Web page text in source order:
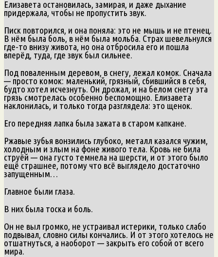
Елизавета остановилась, замирая, и даже дыхание
придержала, чтобы не пропустить звук.
Писк повторился, и она поняла: это не мышь и не птенец.
В нём была боль, в нём была мольба. Страх шевельнулся
где-то внизу живота, но она отбросила его и пошла
вперёд, туда, где звук был сильнее.
Под поваленным деревом, в снегу, лежал комок. Сначала
— просто комок: маленький, грязный, сбившийся в себя,
будто хотел исчезнуть. Он дрожал, и на белом снегу эта
грязь смотрелась особенно беспомощно. Елизавета
наклонилась, и только тогда разглядела: это щенок.
Его передняя лапка была зажата в старом капкане.
Ржавые зубья вонзились глубоко, металл казался чужим,
холодным и злым на фоне живого тела. Кровь не била
струёй — она густо темнела на шерсти, и от этого было
ещё страшнее, потому что всё выглядело достаточно
запущенным…
Главное были глаза.
В них была тоска и боль.
Он не выл громко, не устраивал истерики, только слабо
подвывал, словно силы кончались. И от этого хотелось не
отшатнуться, а наоборот — закрыть его собой от всего
мира.